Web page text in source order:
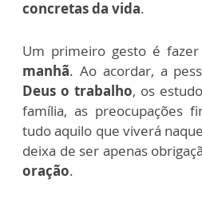
concretas da vida.
Um primeiro gesto é
manhã. Ao acordar, a
Deus o trabalho, os
família, as preocupações
tudo aquilo que viverá
deixa de ser apenas
oração.